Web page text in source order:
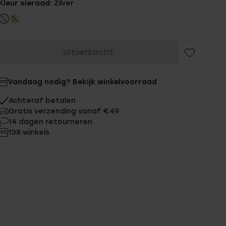
sieraad: Zilver
Uitverkocht
Vandaag nodig? Bekijk winkelvoorraad
Achteraf betalen
Gratis verzending vanaf €49
14 dagen retourneren
138 winkels